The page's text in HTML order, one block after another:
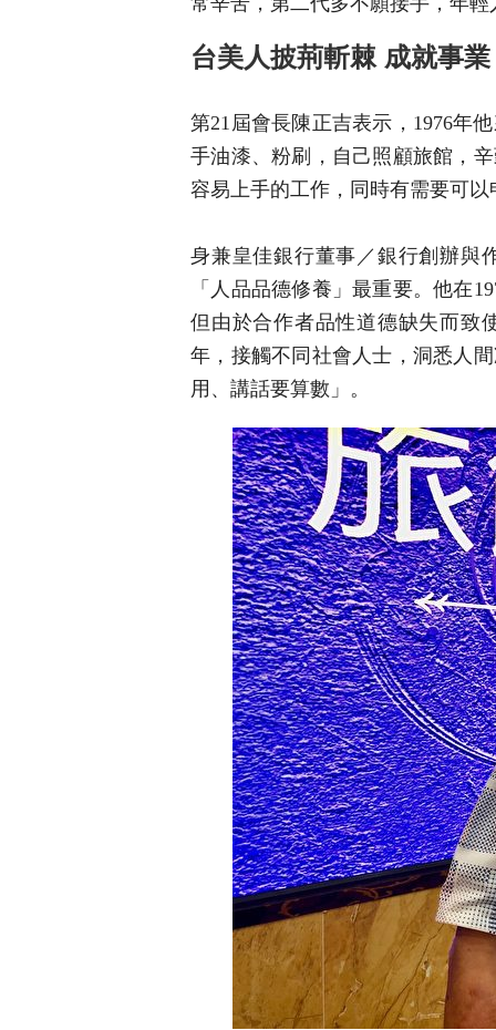
台美人披荊斬棘 成就事業
第21屆會長陳正吉表示，1976年
手油漆、粉刷，自己照顧旅館，
容易上手的工作，同時有需要可以
身兼皇佳銀行董事／銀行創辦與
「人品品德修養」最重要。他在
但由於合作者品性道德缺失而致
年，接觸不同社會人士，洞悉人
用、講話要算數」。